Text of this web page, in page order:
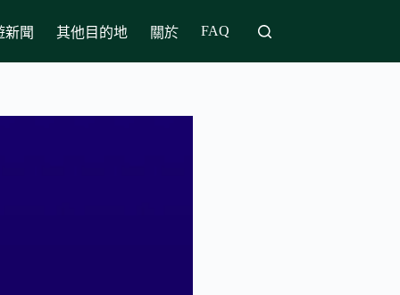
新聞 其他目的地 關於 FAQ